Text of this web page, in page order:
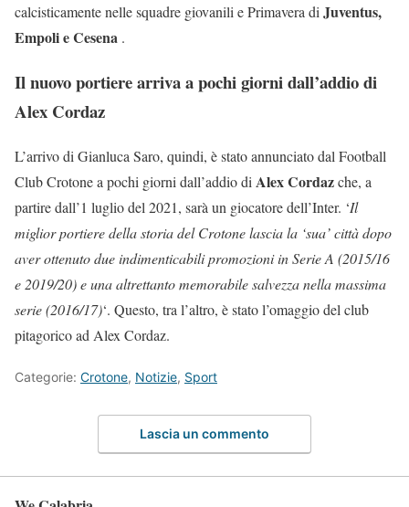
calcisticamente nelle squadre giovanili e Primavera diJuventus,
Empoli e Cesena .
Il nuovo portiere arriva a pochi giorni dall’addio di
Alex Cordaz
L’arrivo di Gianluca Saro, quindi, è stato annunciato dal Football
Club Crotone a pochi giorni dall’addio di Alex Cordazche, a
partire dall’1 luglio del 2021, sarà un giocatore dell’Inter. ‘Il
miglior portiere della storia del Crotone lascia la ‘sua’ città dopo
aver ottenuto due indimenticabili promozioni in Serie A (2015/16
e 2019/20) e una altrettanto memorabile salvezza nella massima
serie (2016/17)‘. Questo, tra l’altro, è stato l’omaggio del club
pitagorico ad Alex Cordaz.
Categorie: Crotone, Notizie, Sport
Lascia un commento